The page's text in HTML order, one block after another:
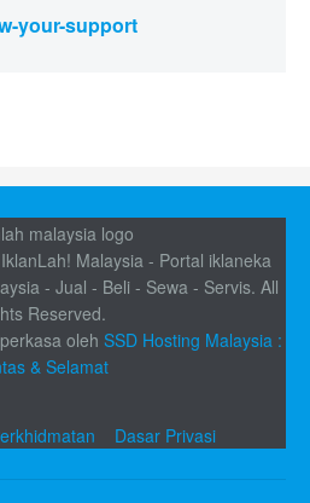
Malaysia - Portal iklaneka
- Jual - Beli - Sewa - Servis. All
Reserved.
oleh SSD Hosting Malaysia :
& Selamat
Dasar Privasi